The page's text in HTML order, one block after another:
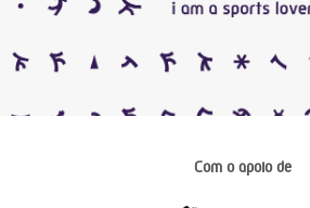
Com o apoio de